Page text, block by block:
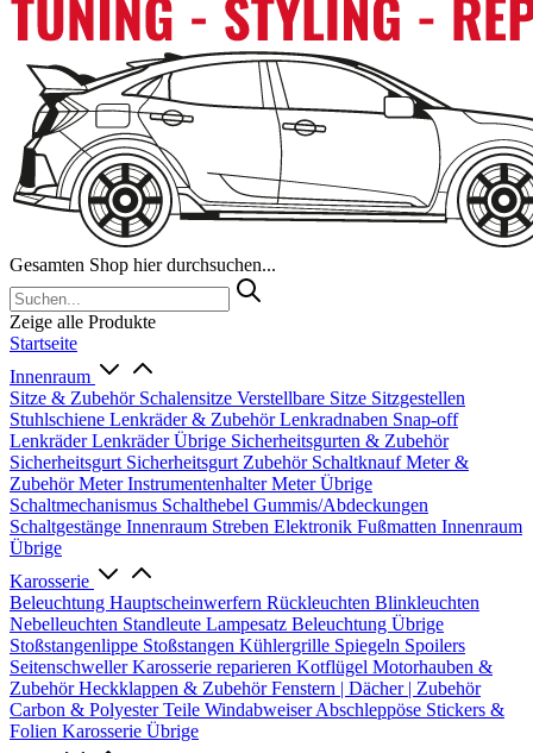
Gesamten Shop hier durchsuchen...
Zeige alle Produkte
Startseite
Innenraum
Sitze & Zubehör Schalensitze Verstellbare Sitze Sitzgestellen
Stuhlschiene Lenkräder & ZubehörLenkradnaben Snap-off
LenkräderLenkräder Übrige Sicherheitsgurten & Zubehör
Sicherheitsgurt Sicherheitsgurt Zubehör SchaltknaufMeter &
ZubehörMeterInstrumentenhalterMeter Übrige
Schaltmechanismus Schalthebel Gummis/Abdeckungen
Schaltgestänge Innenraum Streben Elektronik Fußmatten Innenraum
Übrige
Karosserie
Beleuchtung Hauptscheinwerfern Rückleuchten Blinkleuchten
Nebelleuchten Standleute Lampesatz Beleuchtung Übrige
Stoßstangenlippe Stoßstangen Kühlergrille Spiegeln Spoilers
SeitenschwellerKarosserie reparieren Kotflügel Motorhauben &
ZubehörHeckklappen & ZubehörFenstern | Dächer | Zubehör
Carbon & Polyester Teile WindabweiserAbschleppöse Stickers &
Folien Karosserie Übrige